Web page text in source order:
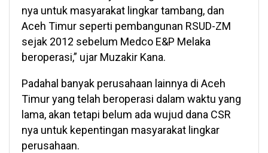
nya untuk masyarakat lingkar tambang, dan
Aceh Timur seperti pembangunan RSUD-ZM
sejak 2012 sebelum Medco E&P Melaka
beroperasi,” ujar Muzakir Kana.
Padahal banyak perusahaan lainnya di Aceh
Timur yang telah beroperasi dalam waktu yang
lama, akan tetapi belum ada wujud dana CSR
nya untuk kepentingan masyarakat lingkar
perusahaan.